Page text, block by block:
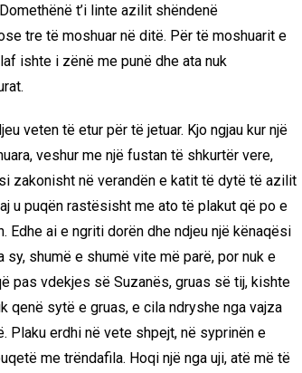
t’i linte azilit shëndenë
tre të moshuar në ditë. Për të moshuarit e
ishte i zënë me punë dhe ata nuk
veten të etur për të jetuar. Kjo ngjau kur një
veshur me një fustan të shkurtër vere,
zakonisht në verandën e katit të dytë të azilit
u puqën rastësisht me ato të plakut që po e
ai e ngriti dorën dhe ndjeu një kënaqësi
shumë e shumë vite më parë, por nuk e
pas vdekjes së Suzanës, gruas së tij, kishte
qenë sytë e gruas, e cila ndryshe nga vajza
Plaku erdhi në vete shpejt, në syprinën e
me trëndafila. Hoqi një nga uji, atë më të